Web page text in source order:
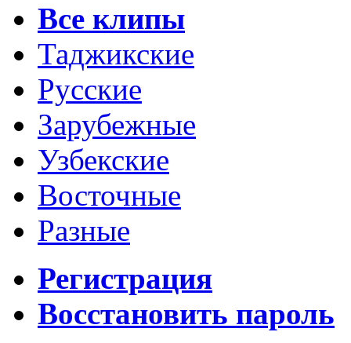
Все клипы
Таджикские
Русские
Зарубежные
Узбекские
Восточные
Разные
Регистрация
Восстановить пароль